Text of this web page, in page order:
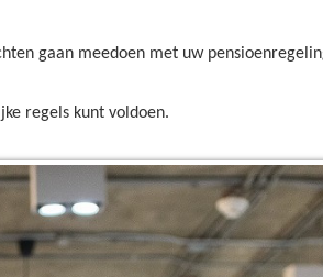
gaan meedoen met uw
regels kunt voldoen.